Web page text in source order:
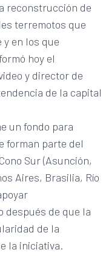
reconstrucción de
terremotos que
en los que
hoy el
y director de
de la capital
un fondo para
forman parte del
Sur (Asunción,
Aires, Brasilia, Río
después de que la
de la
la iniciativa.